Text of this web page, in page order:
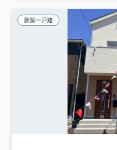
新築一戸建